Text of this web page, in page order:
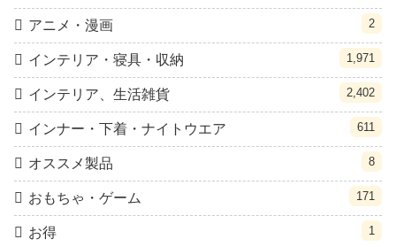
アニメ・漫画 2
インテリア・寝具・収納 1,971
インテリア、生活雑貨 2,402
インナー・下着・ナイトウエア 611
オススメ製品 8
おもちゃ・ゲーム 171
お得 1